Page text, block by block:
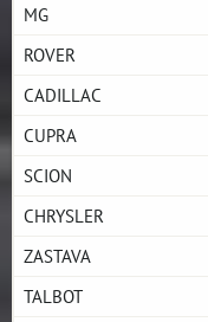
MG
ROVER
CADILLAC
CUPRA
SCION
CHRYSLER
ZASTAVA
TALBOT